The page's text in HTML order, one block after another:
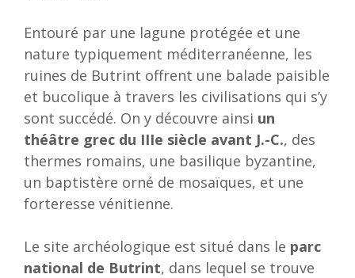
Entouré par une lagune protégée et une
nature typiquement méditerranéenne, les
ruines de Butrint offrent une balade paisible
et bucolique à travers les civilisations qui s’y
sont succédé. On y découvre ainsi un
théâtre grec du IIIe siècle avant J.-C., des
thermes romains, une basilique byzantine,
un baptistère orné de mosaïques, et une
forteresse vénitienne.
Le site archéologique est situé dans le parc
national de Butrint, dans lequel se trouve